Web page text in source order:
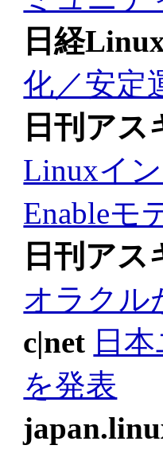
日経
化／安定
日刊ア
Linuxイ
Enableモ
日刊ア
オラクル
c|net 日
を発表